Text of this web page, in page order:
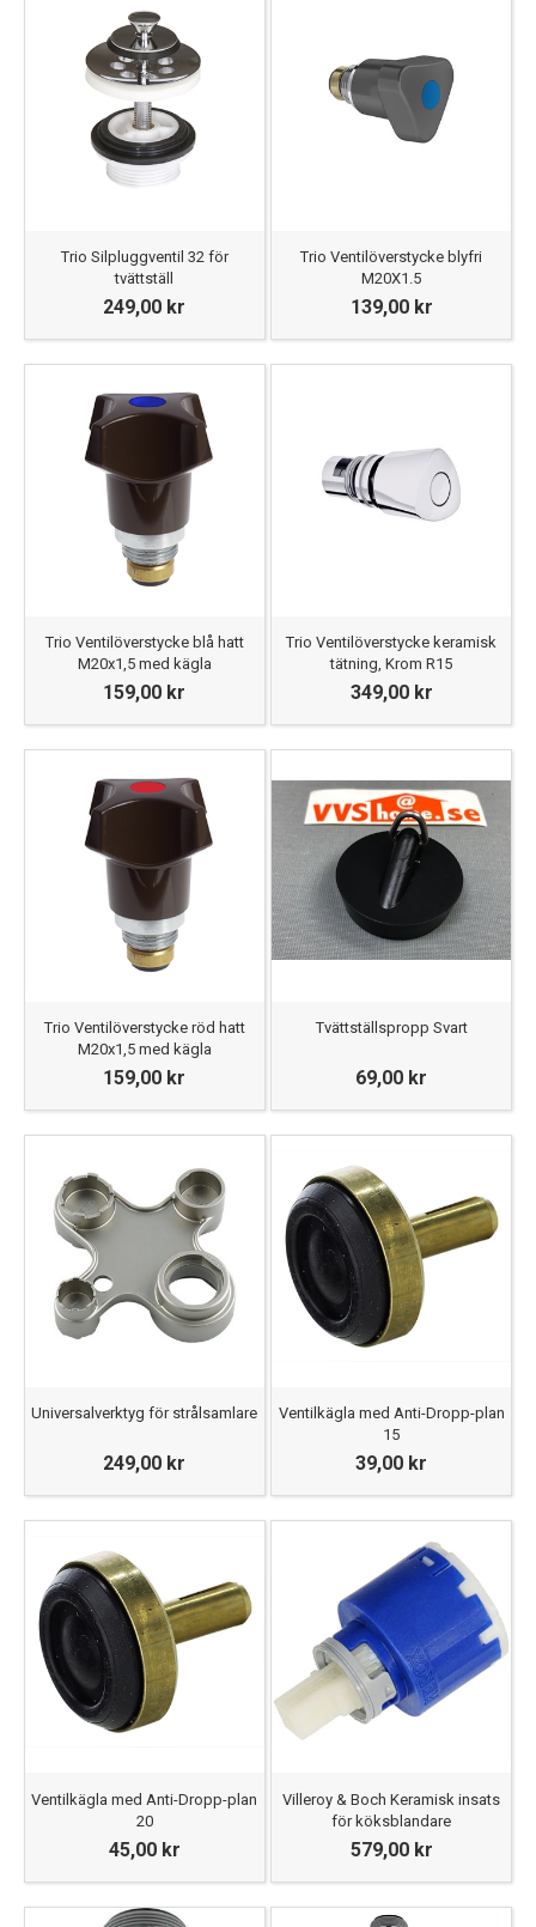
Trio Silpluggventil 32 för
tvättställ
249,00 kr
Trio Ventilöverstycke blyfri
M20X1.5
139,00 kr
Trio Ventilöverstycke blå hatt
M20x1,5 med kägla
159,00 kr
Trio Ventilöverstycke keramisk
tätning, Krom R15
349,00 kr
Trio Ventilöverstycke röd hatt
M20x1,5 med kägla
159,00 kr
Tvättställspropp Svart
69,00 kr
Universalverktyg för strålsamlare
249,00 kr
Ventilkägla med Anti-Dropp-plan
15
39,00 kr
Ventilkägla med Anti-Dropp-plan
20
45,00 kr
Villeroy & Boch Keramisk insats
för köksblandare
579,00 kr